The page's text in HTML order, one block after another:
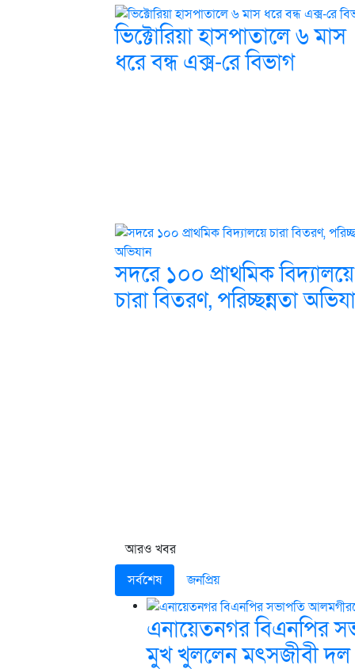
ভিক্টোরিয়া হাসপাতালে ৬ মাস
ধরে বন্ধ এক্স-রে বিভাগ
সদরে ১০০ প্রাথমিক বিদ্যালয়ে
চারা বিতরণ, পরিচ্ছন্নতা
আরও খবর
সর্বশেষ
জনপ্রিয়
এনায়েতনগর বিএনপির
মুখ খুললেন মৎসজীবী